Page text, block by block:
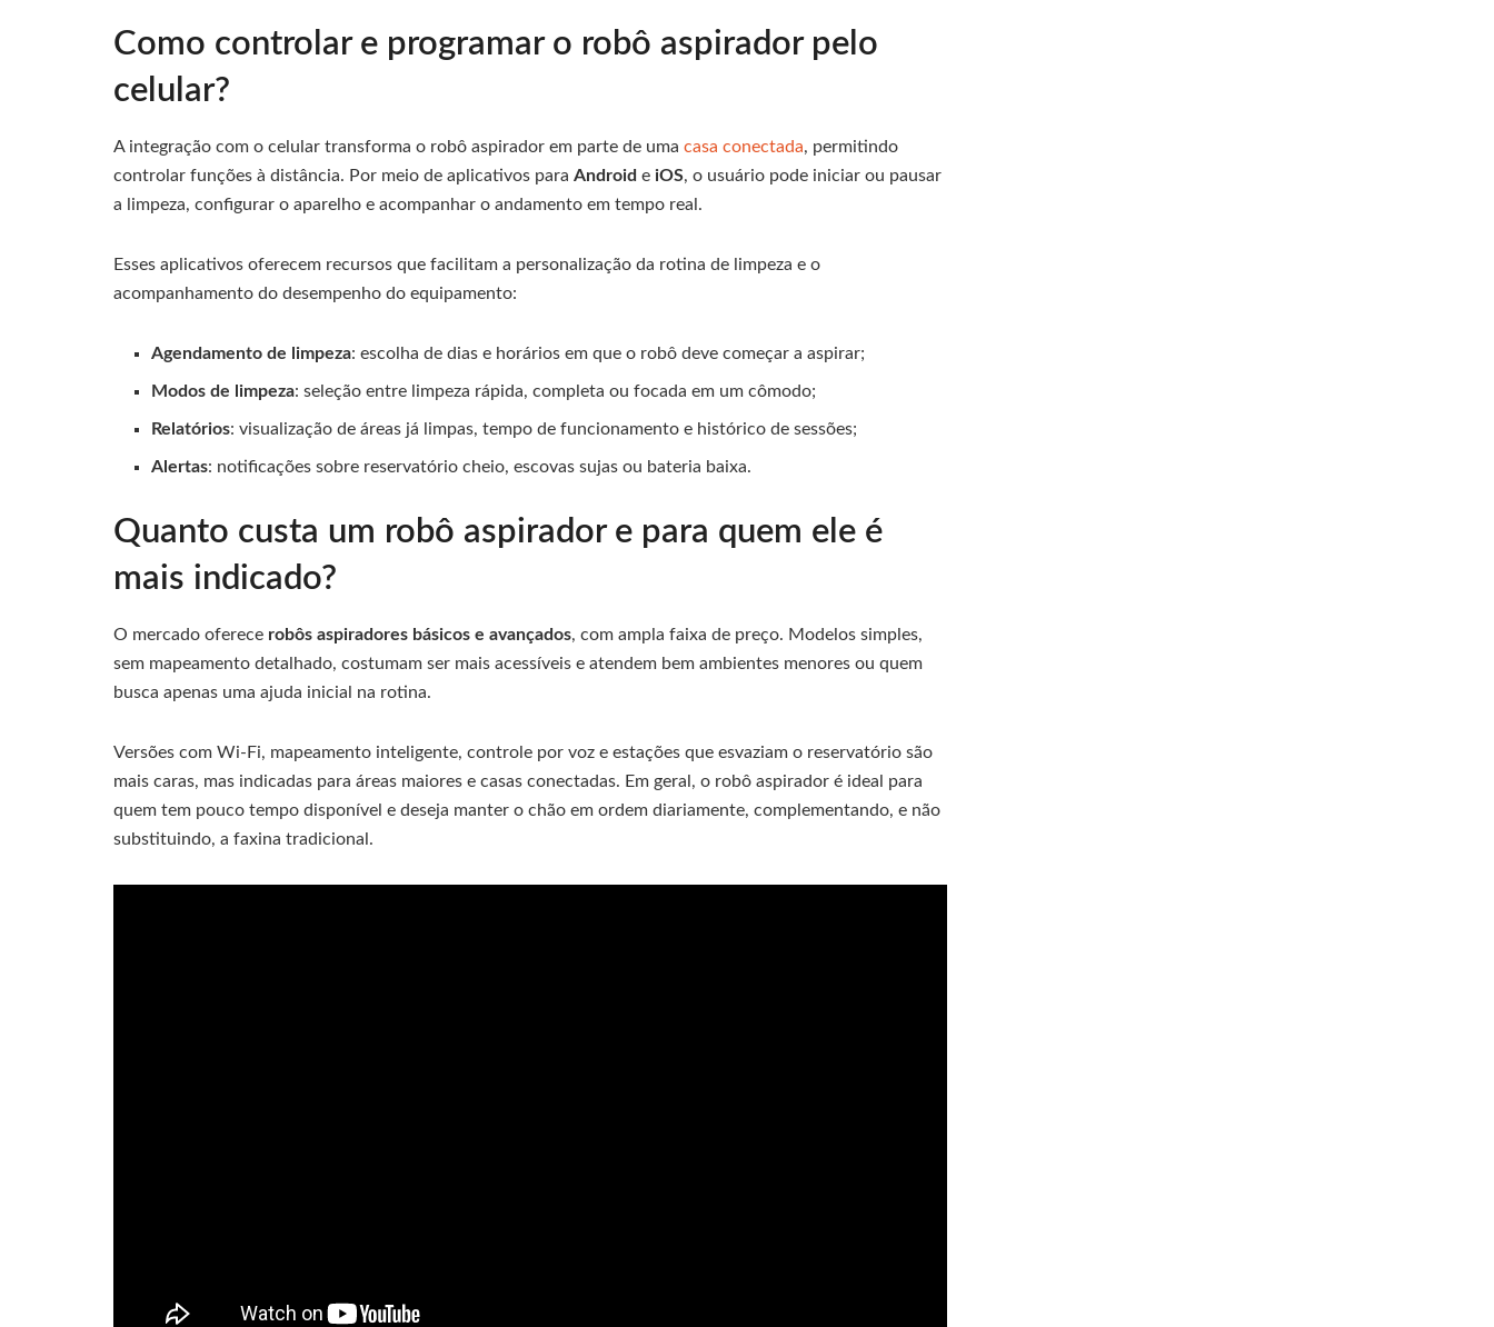
Como controlar e programar o robô aspirador pelo
celular?
A integração com o celular transforma o robô aspirador em parte de uma casa conectada, permitindo
controlar funções à distância. Por meio de aplicativos para Android e iOS, o usuário pode iniciar ou pausar
a limpeza, configurar o aparelho e acompanhar o andamento em tempo real.
Esses aplicativos oferecem recursos que facilitam a personalização da rotina de limpeza e o
acompanhamento do desempenho do equipamento:
Agendamento de limpeza: escolha de dias e horários em que o robô deve começar a aspirar;
Modos de limpeza: seleção entre limpeza rápida, completa ou focada em um cômodo;
Relatórios: visualização de áreas já limpas, tempo de funcionamento e histórico de sessões;
Alertas: notificações sobre reservatório cheio, escovas sujas ou bateria baixa.
Quanto custa um robô aspirador e para quem ele é
mais indicado?
O mercado oferece robôs aspiradores básicos e avançados, com ampla faixa de preço. Modelos simples,
sem mapeamento detalhado, costumam ser mais acessíveis e atendem bem ambientes menores ou quem
busca apenas uma ajuda inicial na rotina.
Versões com Wi-Fi, mapeamento inteligente, controle por voz e estações que esvaziam o reservatório são
mais caras, mas indicadas para áreas maiores e casas conectadas. Em geral, o robô aspirador é ideal para
quem tem pouco tempo disponível e deseja manter o chão em ordem diariamente, complementando, e não
substituindo, a faxina tradicional.